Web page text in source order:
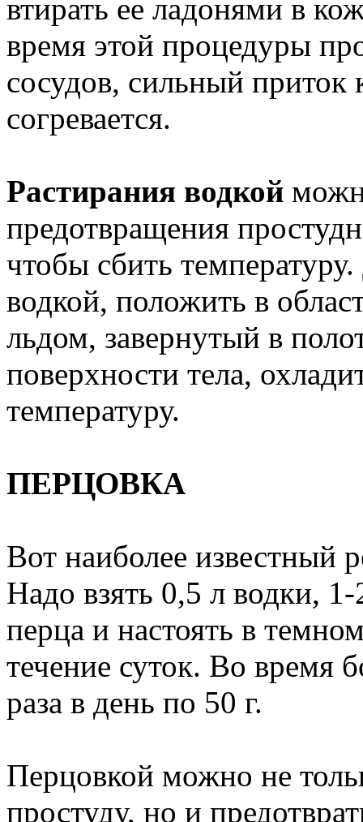
втирать ее ладонями в
время этой процедуры
сосудов, сильный
согревается.
Растирания водкой
предотвращения
чтобы сбить
водкой, положить в
льдом, завернутый в
поверхности тела,
температуру.
ПЕРЦОВКА
Вот наиболее известный
Надо взять 0,5 л водки, 1-
перца и настоять в
течение суток. Во время
раза в день по 50 г.
Перцовкой можно не
простуду, но и